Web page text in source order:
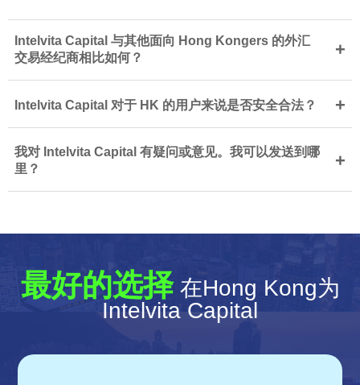
Intelvita Capital 与其他面向 Hong Kongers 的外汇
交易经纪商相比如何？
+
Intelvita Capital 对于 HK 的用户来说是否安全合法？ +
我对 Intelvita Capital 有疑问或意见。我可以发送到哪
里？
+
最好的选择在Hong Kong为
Intelvita Capital